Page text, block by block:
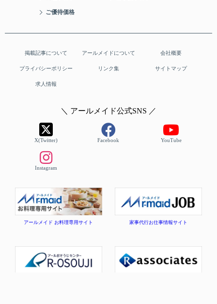
ご優待価格
掲載記事について アールメイドについて 会社概要
プライバシーポリシー リンク集 サイトマップ
求人情報
＼ アールメイド公式SNS ／
X(Twitter) Facebook YouTube
Instagram
アールメイド お料理専用サイト 家事代行お仕事情報サイト